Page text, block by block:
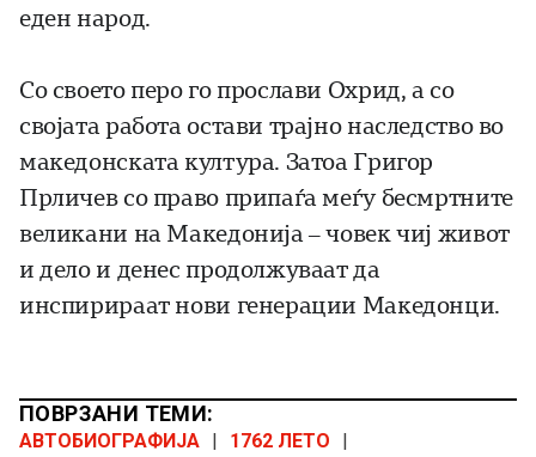
еден народ.
Со своето перо го прослави Охрид, а со
својата работа остави трајно наследство во
македонската култура. Затоа Григор
Прличев со право припаѓа меѓу бесмртните
великани на Македонија – човек чиј живот
и дело и денес продолжуваат да
инспирираат нови генерации Македонци.
ПОВРЗАНИ ТЕМИ:
АВТОБИОГРАФИЈА 1762 ЛЕТО